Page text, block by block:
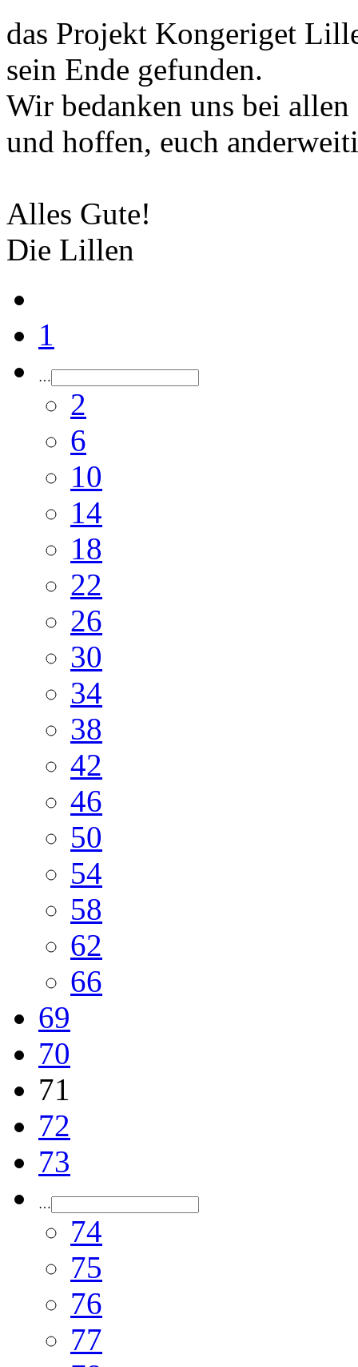
das Projekt Kongeriget
sein Ende gefunden.
Wir bedanken uns bei
und hoffen, euch
Alles Gute!
Die Lillen
1
…
2
6
10
14
18
22
26
30
34
38
42
46
50
54
58
62
66
69
70
71
72
73
…
74
75
76
77